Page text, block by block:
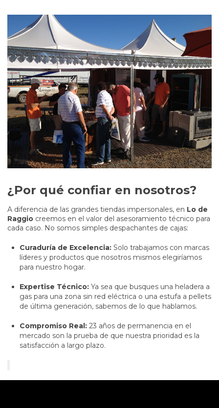
¿Por qué confiar en nosotros?
A diferencia de las grandes tiendas impersonales, en Lo de
Raggio creemos en el valor del asesoramiento técnico para
cada caso. No somos simples despachantes de cajas:
Curaduría de Excelencia: Solo trabajamos con marcas
líderes y productos que nosotros mismos elegiríamos
para nuestro hogar.
Expertise Técnico: Ya sea que busques una heladera a
gas para una zona sin red eléctrica o una estufa a pellets
de última generación, sabemos de lo que hablamos.
Compromiso Real: 23 años de permanencia en el
mercado son la prueba de que nuestra prioridad es la
satisfacción a largo plazo.